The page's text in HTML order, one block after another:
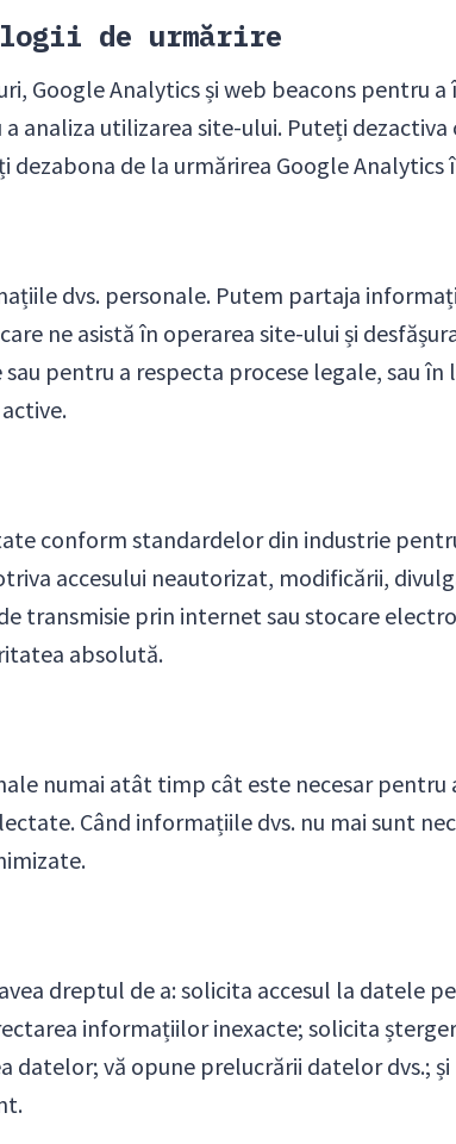
de urmărire
Google Analytics și web beacons pentru
analiza utilizarea site-ului. Puteți
dezabona de la urmărirea Google Analytics
dvs. personale. Putem partaja
ne asistă în operarea site-ului și
pentru a respecta procese legale, sau în
conform standardelor din industrie
accesului neautorizat, modificării,
transmisie prin internet sau stocare
absolută.
numai atât timp cât este necesar pentru
Când informațiile dvs. nu mai sunt
dreptul de a: solicita accesul la datele
informațiilor inexacte; solicita
vă opune prelucrării datelor dvs.;